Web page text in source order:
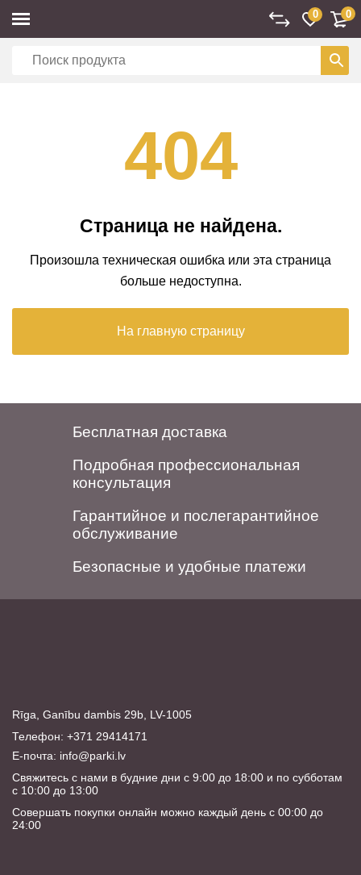
0 0
404
Страница не найдена.
Произошла техническая ошибка или эта страница
больше недоступна.
На главную страницу
Бесплатная доставка
Подробная профессиональная
консультация
Гарантийное и послегарантийное
обслуживание
Безопасные и удобные платежи
Rīga, Ganību dambis 29b, LV-1005
Телефон: +371 29414171
E-почта: info@parki.lv
Свяжитесь с нами в будние дни с 9:00 до 18:00 и по субботам
с 10:00 до 13:00
Совершать покупки онлайн можно каждый день с 00:00 до
24:00